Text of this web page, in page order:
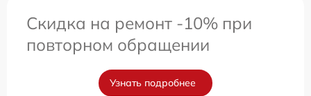
Скидка на ремонт -10% при
повторном обращении
Узнать подробнее